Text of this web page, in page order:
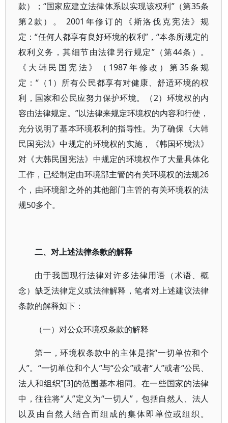
款）；“国家应建立法律体系以实现该权利”（第35条
第2款）。 2001年修订的《斯洛伐克宪法》规
定：“任何人都享有良好环境的权利”，“本条所规定的
权利义务，其细节由法律另行规定”（第44条）。
《大韩民国宪法》（1987年修改）第35条规
定：“（1）所有公民都享有对健康、舒适环境的权
利，国家和公民应努力保护环境。（2）环境权的内
容由法律规定。”以法律来规定环境权的内容和行使，
充分说明了基本环境权利的指导性。为了确保《大韩
民国宪法》中规定的环境权的实施，《韩国环境法》
对《大韩民国宪法》中规定的环境权作了大量具体化
工作，已经制定由环境部主管的有关环境权的法规26
个，由环境部之外的其他部门主管的有关环境权的法
规50多个。
二、对上述法律条款的解释
由于我国现行法律对许多法律用语（术语、概
念）缺乏法律定义或法律解释，笔者对上述建议法律
条款的解释如下：
（一）对公众环境权条款的解释
第一，环境权条款中的主体是指“一切单位和个
人”。“一切单位和个人”与“公众”或者“人”或者“公民、
法人和组织”[3]的范围基本相同。在一些国家的法律
中，往往将“人”定义为“一切人”，包括自然人、法人
以及由自然人结合而组成的集体即单位或组织。